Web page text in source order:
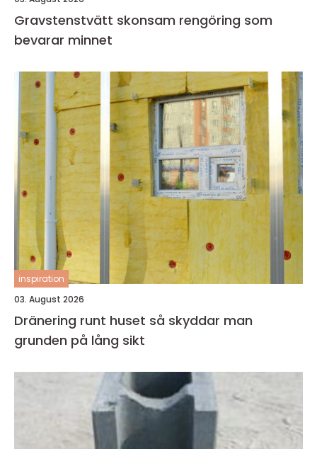
Gravstenstvätt skonsam rengöring som
bevarar minnet
inspiration
03. August 2026
Dränering runt huset så skyddar man
grunden på lång sikt